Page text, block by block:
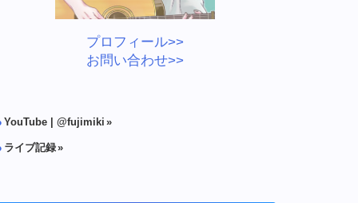
プロフィール>>
お問い合わせ>>
YouTube | @fujimiki
ライブ記録